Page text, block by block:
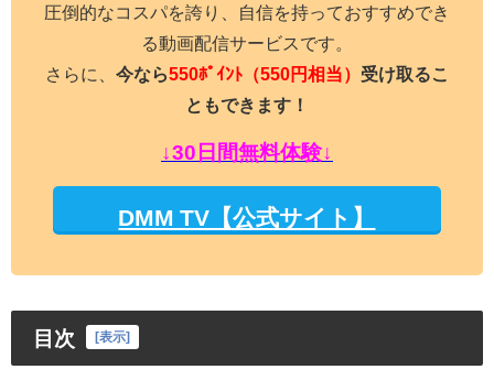
圧倒的なコスパを誇り、自信を持っておすすめでき
る動画配信サービスです。
さらに、 今なら550ﾎﾟｲﾝﾄ （550円相当） 受け取るこ
ともできます！
↓30日間無料体験↓
DMM TV【公式サイト】
目次 [表示]